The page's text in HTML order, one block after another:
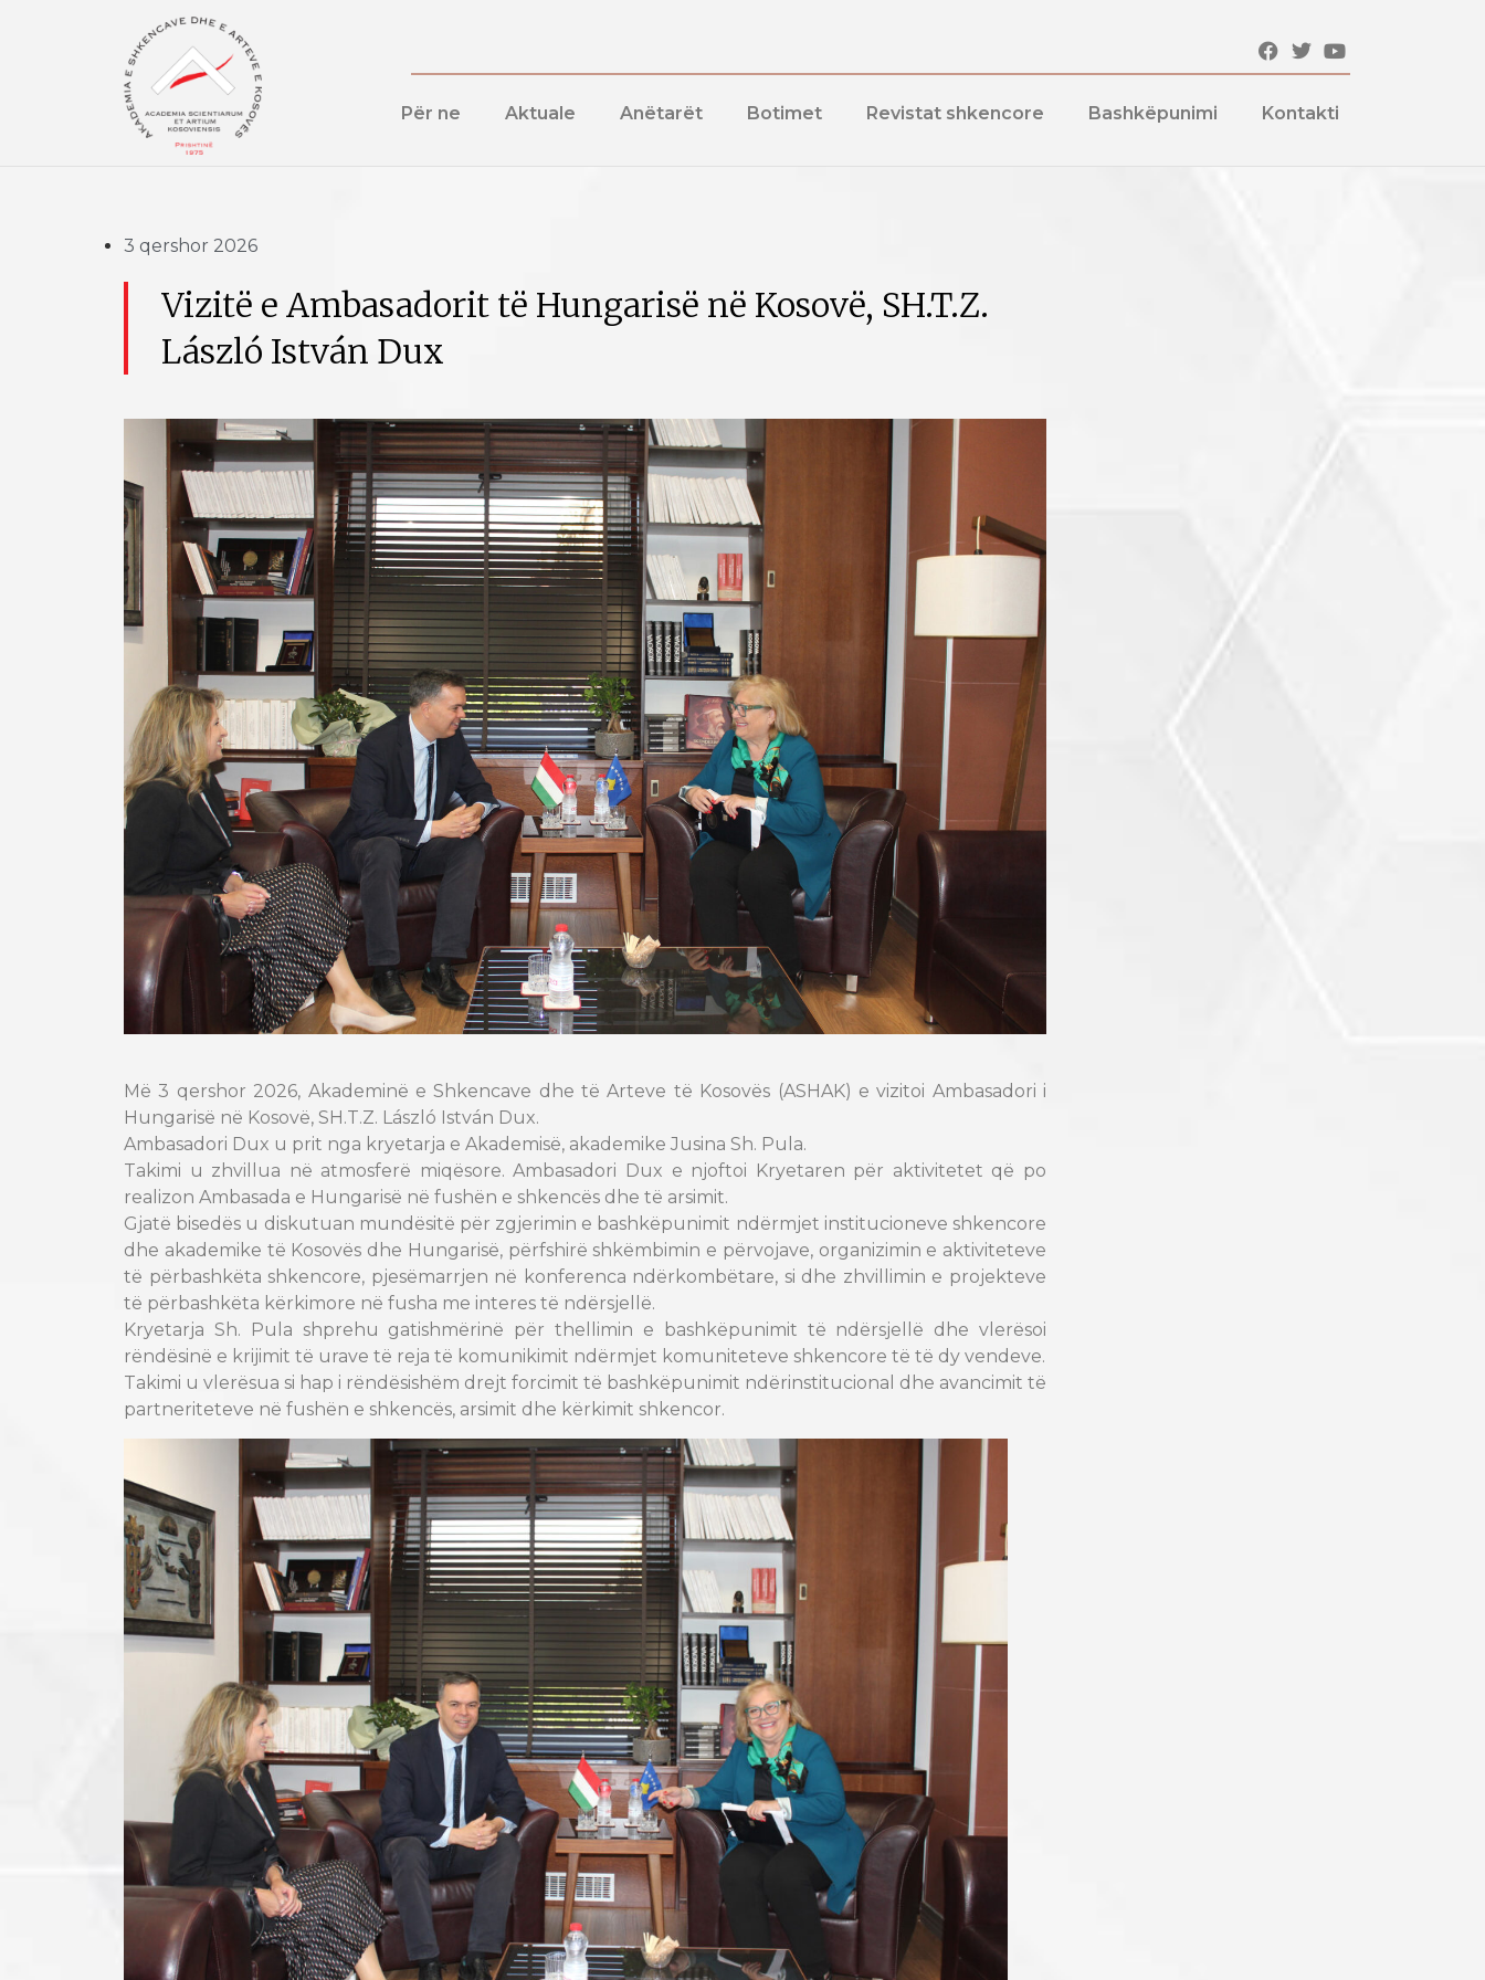
Për ne Aktuale Anëtarët Botimet Revistat shkencore Bashkëpunimi Kontakti
3 qershor 2026
Vizitë e Ambasadorit të Hungarisë në Kosovë, SH.T.Z.
László István Dux
Më 3 qershor 2026, Akademinë e Shkencave dhe të Arteve të Kosovës (ASHAK) e vizitoi Ambasadori i
Hungarisë në Kosovë, SH.T.Z. László István Dux.
Ambasadori Dux u prit nga kryetarja e Akademisë, akademike Jusina Sh. Pula.
Takimi u zhvillua në atmosferë miqësore. Ambasadori Dux e njoftoi Kryetaren për aktivitetet që po
realizon Ambasada e Hungarisë në fushën e shkencës dhe të arsimit.
Gjatë bisedës u diskutuan mundësitë për zgjerimin e bashkëpunimit ndërmjet institucioneve shkencore
dhe akademike të Kosovës dhe Hungarisë, përfshirë shkëmbimin e përvojave, organizimin e aktiviteteve
të përbashkëta shkencore, pjesëmarrjen në konferenca ndërkombëtare, si dhe zhvillimin e projekteve
të përbashkëta kërkimore në fusha me interes të ndërsjellë.
Kryetarja Sh. Pula shprehu gatishmërinë për thellimin e bashkëpunimit të ndërsjellë dhe vlerësoi
rëndësinë e krijimit të urave të reja të komunikimit ndërmjet komuniteteve shkencore të të dy vendeve.
Takimi u vlerësua si hap i rëndësishëm drejt forcimit të bashkëpunimit ndërinstitucional dhe avancimit të
partneriteteve në fushën e shkencës, arsimit dhe kërkimit shkencor.